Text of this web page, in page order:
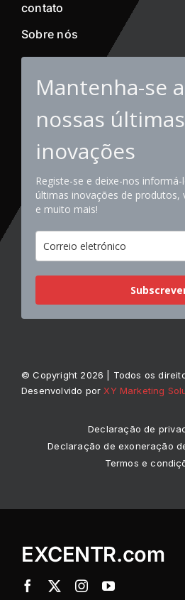
contato
Sobre nós
Mantenha-se
nossas últimas
inovações
Registe-se e deixe-nos
últimas inovações de produtos,
e muito mais!
© Copyright 2026 | Todos os
Desenvolvido por XY Marketing
Declaração de
Declaração de exoneração
Termos e
EXCENTR.com